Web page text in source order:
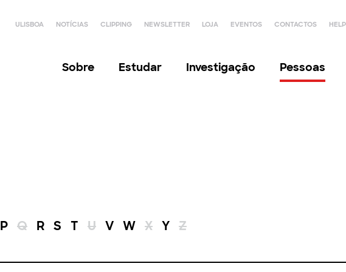
ULISBOA NOTÍCIAS CLIPPING NEWSLETTER LOJA EVENTOS CONTACTOS
Sobre Estudar Investigação Pessoas
P Q R S T U V W X Y Z